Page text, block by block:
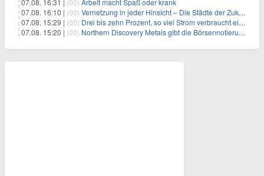
07.08. 16:31 | (00) Arbeit macht Spaß oder krank
07.08. 16:10 | (00) Vernetzung in jeder Hinsicht – Die Städte der Zukunft sind grün-blau
07.08. 15:29 | (00) Drei bis zehn Prozent, so viel Strom verbraucht ein Aufzug im Gebäude
07.08. 15:20 | (00) Northern Discovery Metals gibt die Börsennotierung an der Frankfurter Wertpapierbörse bekannt